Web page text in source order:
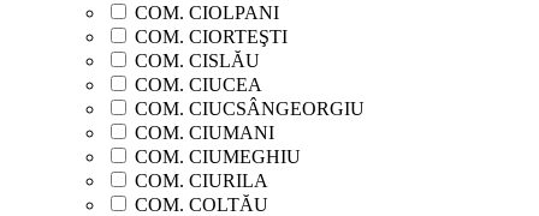
COM. CIOLPANI
COM. CIORTEŞTI
COM. CISLĂU
COM. CIUCEA
COM. CIUCSÂNGEORGIU
COM. CIUMANI
COM. CIUMEGHIU
COM. CIURILA
COM. COLTĂU